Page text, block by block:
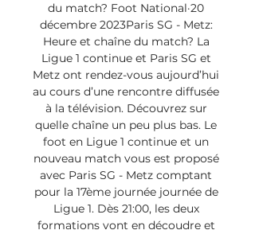
du match? Foot National·20
décembre 2023Paris SG - Metz:
Heure et chaîne du match? La
Ligue 1 continue et Paris SG et
Metz ont rendez-vous aujourd’hui
au cours d’une rencontre diffusée
à la télévision. Découvrez sur
quelle chaîne un peu plus bas. Le
foot en Ligue 1 continue et un
nouveau match vous est proposé
avec Paris SG - Metz comptant
pour la 17ème journée journée de
Ligue 1. Dès 21:00, les deux
formations vont en découdre et